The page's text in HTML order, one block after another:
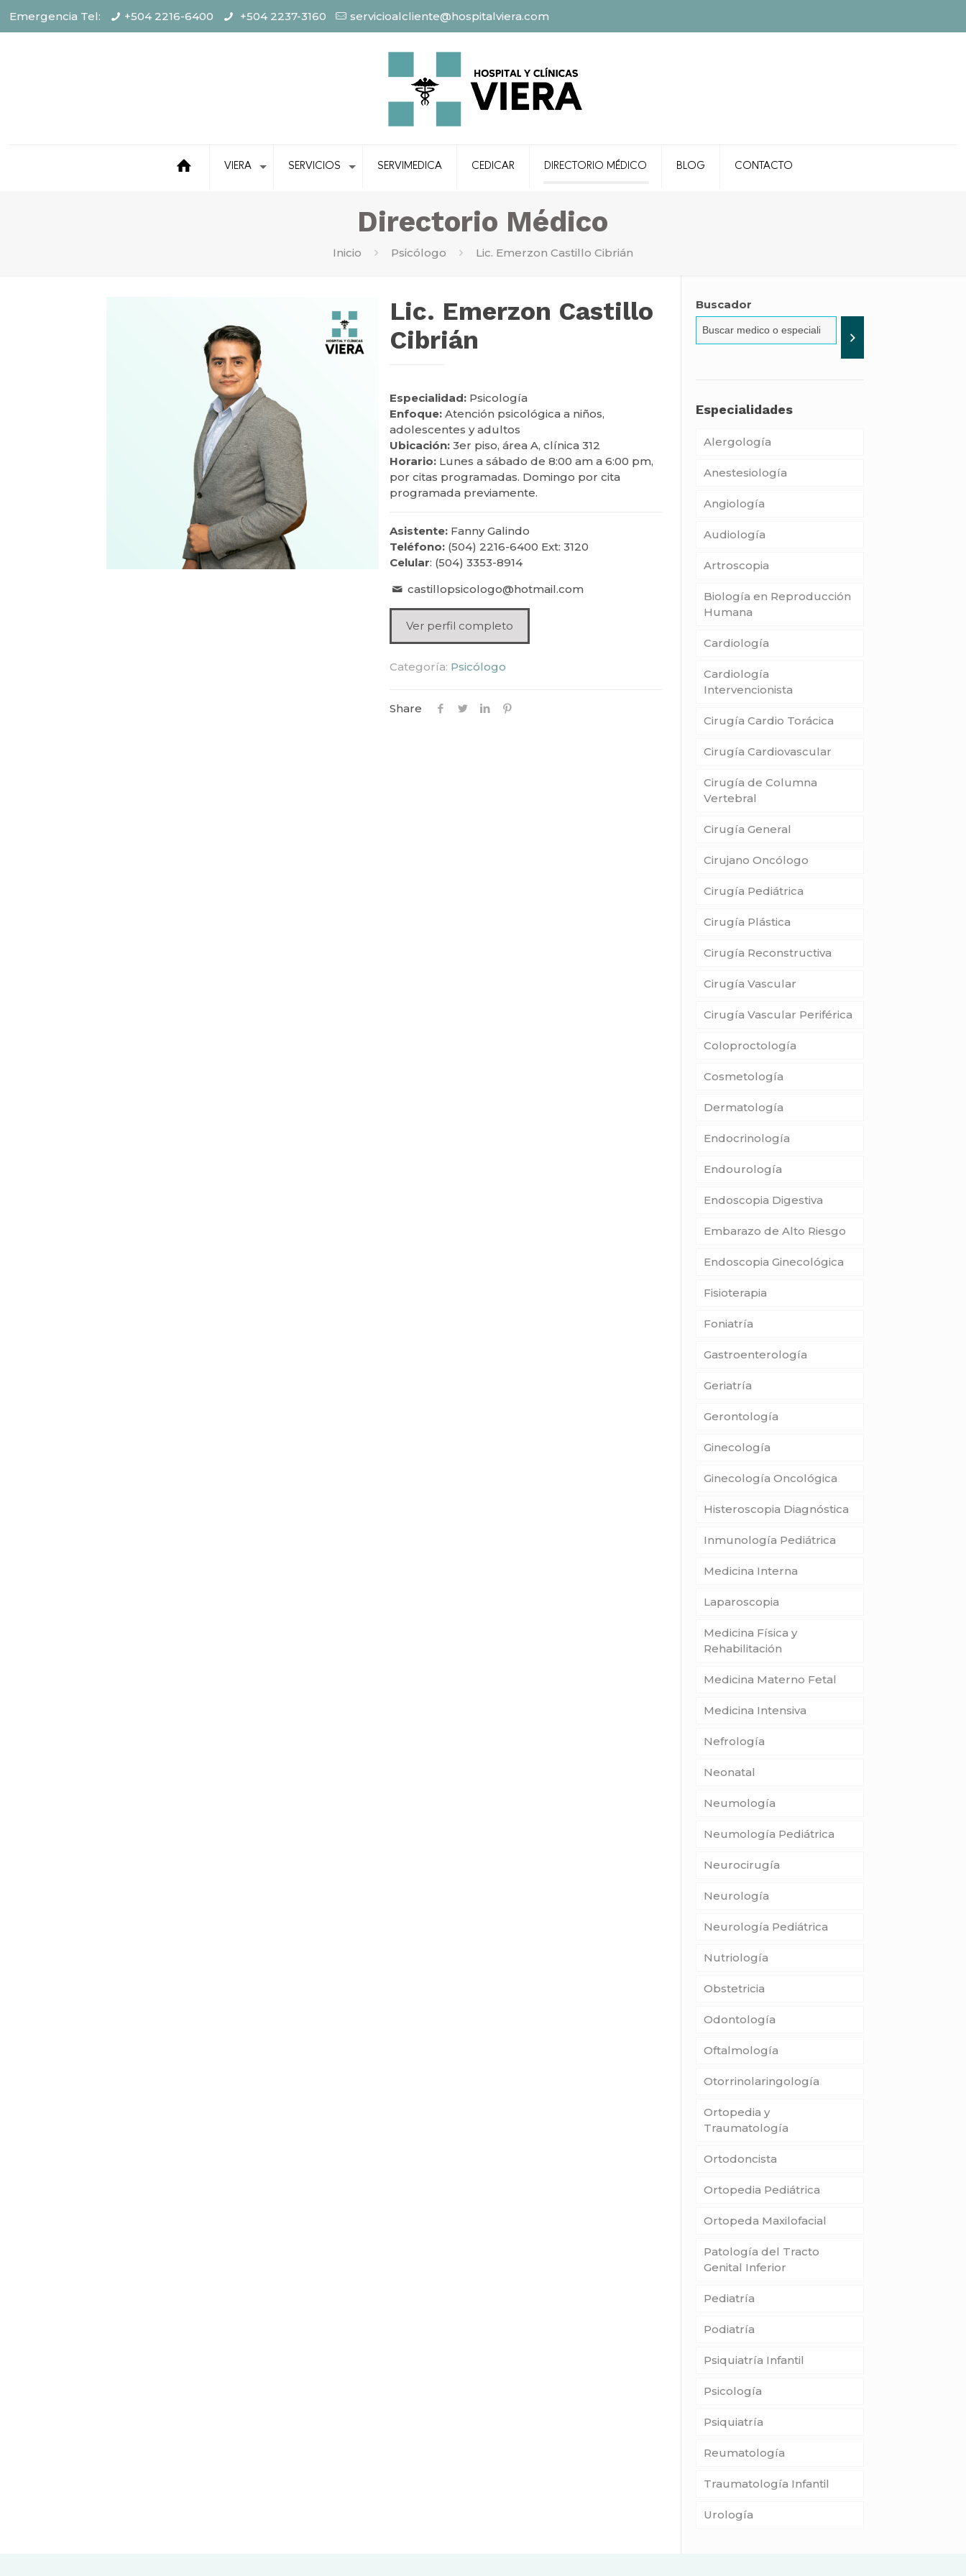
Emergencia Tel: +504 2216-6400 +504 2237-3160 servicioalcliente@hospitalviera.com
VIERA SERVICIOS SERVIMEDICA CEDICAR DIRECTORIO MÉDICO BLOG CONTACTO
Directorio Médico
Inicio Psicólogo Lic. Emerzon Castillo Cibrián
Lic. Emerzon Castillo
Cibrián
Especialidad: Psicología
Enfoque: Atención psicológica a niños,
adolescentes y adultos
Ubicación:3er piso, área A, clínica 312
Horario: Lunes a sábado de 8:00 am a 6:00 pm,
por citas programadas. Domingo por cita
programada previamente.
Asistente: Fanny Galindo
Teléfono: (504) 2216-6400 Ext: 3120
Celular: (504) 3353-8914
castillopsicologo@hotmail.com
Ver perfil completo
Categoría: Psicólogo
Share
Buscador
Especialidades
Alergología
Anestesiología
Angiología
Audiología
Artroscopia
Biología en Reproducción
Humana
Cardiología
Cardiología
Intervencionista
Cirugía Cardio Torácica
Cirugía Cardiovascular
Cirugía de Columna
Vertebral
Cirugía General
Cirujano Oncólogo
Cirugía Pediátrica
Cirugía Plástica
Cirugía Reconstructiva
Cirugía Vascular
Cirugía Vascular Periférica
Coloproctología
Cosmetología
Dermatología
Endocrinología
Endourología
Endoscopia Digestiva
Embarazo de Alto Riesgo
Endoscopia Ginecológica
Fisioterapia
Foniatría
Gastroenterología
Geriatría
Gerontología
Ginecología
Ginecología Oncológica
Histeroscopia Diagnóstica
Inmunología Pediátrica
Medicina Interna
Laparoscopia
Medicina Física y
Rehabilitación
Medicina Materno Fetal
Medicina Intensiva
Nefrología
Neonatal
Neumología
Neumología Pediátrica
Neurocirugía
Neurología
Neurología Pediátrica
Nutriología
Obstetricia
Odontología
Oftalmología
Otorrinolaringología
Ortopedia y
Traumatología
Ortodoncista
Ortopedia Pediátrica
Ortopeda Maxilofacial
Patología del Tracto
Genital Inferior
Pediatría
Podiatría
Psiquiatría Infantil
Psicología
Psiquiatría
Reumatología
Traumatología Infantil
Urología